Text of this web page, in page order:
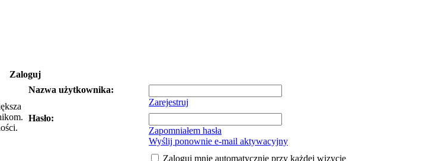
Zaloguj
Nazwa użytkownika:
Zarejestruj
Hasło:
Zapomniałem hasła
Wyślij ponownie e-mail aktywacyjny
Zaloguj mnie automatycznie przy każdej wizycie